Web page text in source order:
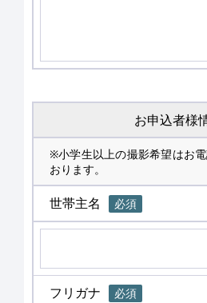
お申込者様
※小学生以上の撮影希望はお
おります。
世帯主名 必須
フリガナ 必須